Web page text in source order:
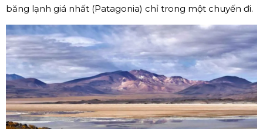
băng lạnh giá nhất (Patagonia) chỉ trong một chuyến đi.